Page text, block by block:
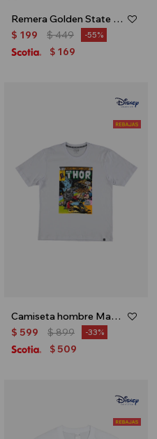
Remera Golden State - Verde oliva
$ 199 $449 55
$ 169
Camiseta hombre Marvel - Blanco
$ 599 $899 33
$ 509